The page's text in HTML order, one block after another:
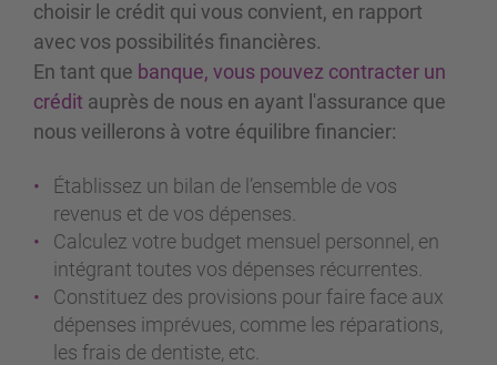
choisir le crédit qui vous convient, en rapport
avec vos possibilités financières.
En tant que banque, vous pouvez contracter un
crédit auprès de nous en ayant l'assurance que
nous veillerons à votre équilibre financier:
Établissez un bilan de l’ensemble de vos
revenus et de vos dépenses.
Calculez votre budget mensuel personnel, en
intégrant toutes vos dépenses récurrentes.
Constituez des provisions pour faire face aux
dépenses imprévues, comme les réparations,
les frais de dentiste, etc.